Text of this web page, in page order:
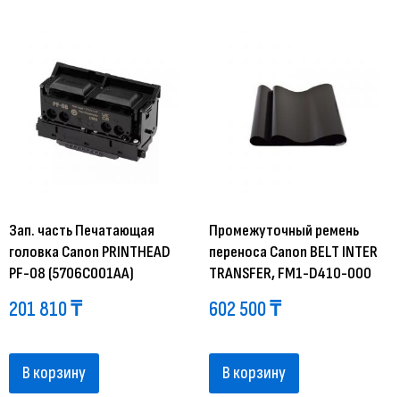
Зап. часть Печатающая
головка Canon PRINTHEAD
PF-08 (5706C001AA)
201 810₸
В корзину
Промежуточный ремень
переноса Canon BELT INTER
TRANSFER, FM1-D410-000
602 500₸
В корзину